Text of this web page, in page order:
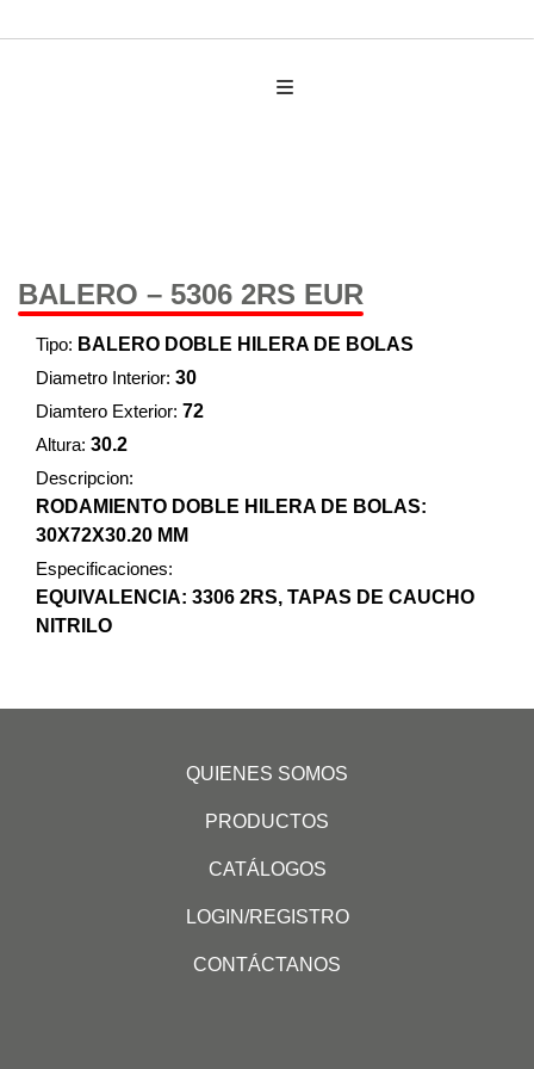
BALERO – 5306 2RS EUR
Tipo: BALERO DOBLE HILERA DE BOLAS
Diametro Interior: 30
Diamtero Exterior: 72
Altura: 30.2
Descripcion:
RODAMIENTO DOBLE HILERA DE BOLAS:
30X72X30.20 MM
Especificaciones:
EQUIVALENCIA: 3306 2RS, TAPAS DE CAUCHO
NITRILO
QUIENES SOMOS
PRODUCTOS
CATÁLOGOS
LOGIN/REGISTRO
CONTÁCTANOS